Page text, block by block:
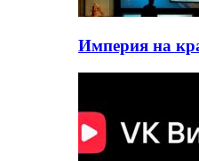
Империя на